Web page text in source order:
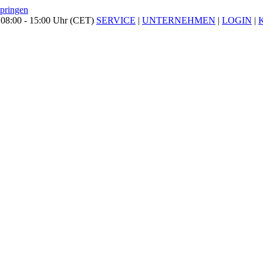
- 15:00 Uhr (CET) SERVICE | UNTERNEHMEN | LOGIN |